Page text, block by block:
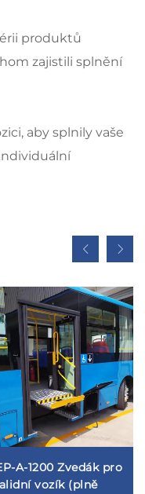
produktů
zajistili splnění
aby splnily vaše
A-1200 Zvedák pro
vozík (plně